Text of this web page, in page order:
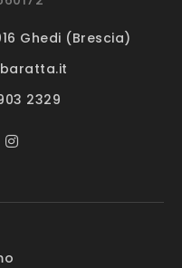
Ghedi (Brescia)
2329